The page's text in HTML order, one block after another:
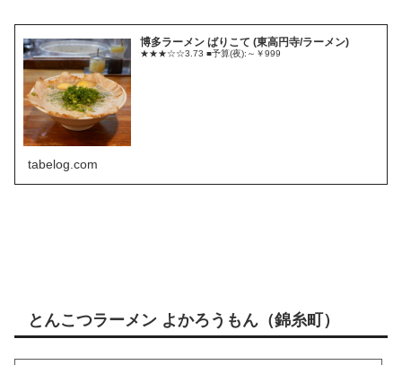
博多ラーメン ばりこて (東高円寺/ラーメン)
★★★☆☆3.73 ■予算(夜):～￥999
tabelog.com
とんこつラーメン よかろうもん（錦糸町）